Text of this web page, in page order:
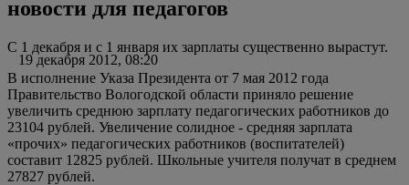
новости для педагогов
19 декабря 2012, 08:20
С 1 декабря и с 1 января их зарплаты существенно вырастут.
В исполнение Указа Президента от 7 мая 2012 года
Правительство Вологодской области приняло решение
увеличить среднюю зарплату педагогических работников до
23104 рублей. Увеличение солидное - средняя зарплата
«прочих» педагогических работников (воспитателей)
составит 12825 рублей. Школьные учителя получат в среднем
27827 рублей.